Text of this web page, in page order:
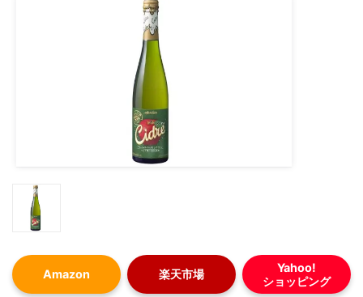
Amazon 楽天市場
Yahoo!
ショッピング